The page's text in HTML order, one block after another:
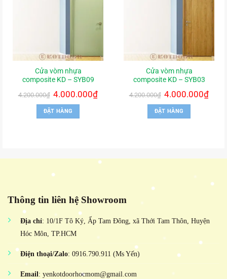
Cửa vòm nhựa
composite KD – SYB09
4.200.000₫ Giá
gốc
là:
4.200.000₫.
4.000.000₫Giá
ĐẶT HÀNG
Cửa vòm nhựa
composite KD – SYB03
4.200.000₫ Giá
gốc
là:
4.200.000₫.
4.000.000₫Giá
ĐẶT HÀNG
Thông tin liên hệ Showroom
Địa chỉ: 10/1F Tô Ký, Ấp Tam Đông, xã Thới Tam Thôn, Huyện
Hóc Môn, TP.HCM
Điện thoại/Zalo: 0916.790.911 (Ms Yến)
Email: yenkotdoorhocmom@gmail.com